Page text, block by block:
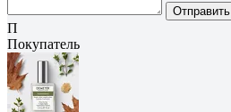
Отправить
П
Покупатель